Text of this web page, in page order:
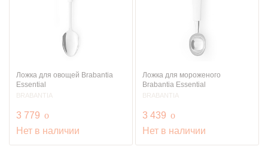
Ложка для овощей Brabantia
Essential
BRABANTIA
3 779 руб.
o
Нет в наличии
Ложка для мороженого
Brabantia Essential
BRABANTIA
3 439 руб.
o
Нет в наличии